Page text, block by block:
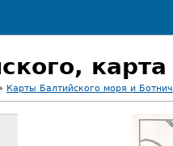
Карты Балтийского моря и